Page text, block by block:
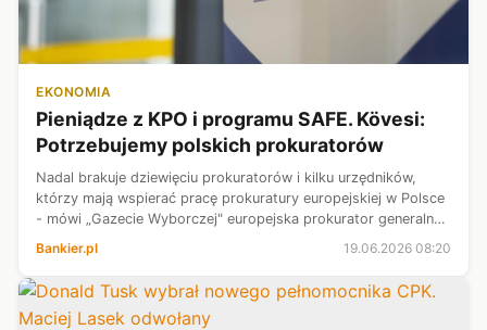
EKONOMIA
Pieniądze z KPO i programu SAFE. Kövesi:
Potrzebujemy polskich prokuratorów
Nadal brakuje dziewięciu prokuratorów i kilku urzędników,
którzy mają wspierać pracę prokuratury europejskiej w Polsce
- mówi „Gazecie Wyborczej" europejska prokurator generalna
Laura Kövesi. Mimo to współpracę z Polskę ocenia dobrze.
Bankier.pl 19.06.2026 08:20